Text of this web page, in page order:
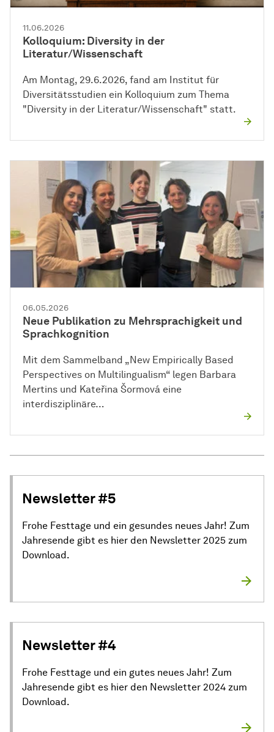
11.06.2026
Kolloquium: Diversity in der
Literatur/Wissenschaft
Am Montag, 29.6.2026, fand am Institut für
Diversitätsstudien ein Kolloquium zum Thema
"Diversity in der Literatur/Wissenschaft" statt.
06.05.2026
Neue Publikation zu Mehrsprachigkeit und
Sprachkognition
Mit dem Sammelband „New Empirically Based
Perspectives on Multilingualism“ legen Barbara
Mertins und Kateřina Šormová eine
interdisziplinäre…
Newsletter #5
Frohe Festtage und ein gesundes neues Jahr! Zum
Jahresende gibt es hier den Newsletter 2025 zum
Download.
Newsletter #4
Frohe Festtage und ein gutes neues Jahr! Zum
Jahresende gibt es hier den Newsletter 2024 zum
Download.